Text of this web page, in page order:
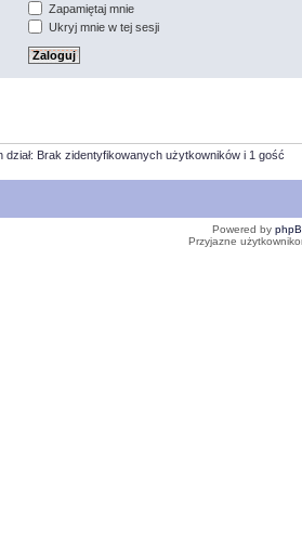
Zapamiętaj mnie
Ukryj mnie w tej sesji
Brak zidentyfikowanych użytkowników i 1 gość
Powered by
Przyjazne